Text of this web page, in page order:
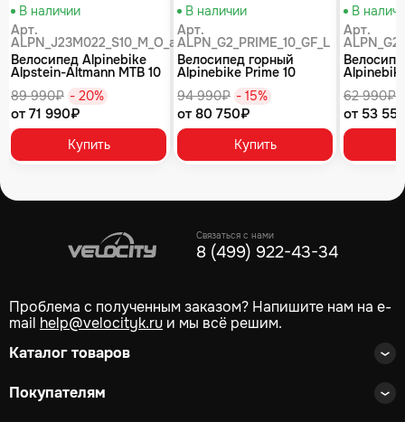
В наличии
Арт.
ALPN_J23M022_S10_M_O_air
Велосипед Alpinebike
Alpstein-Altmann MTB 10
89 990₽ - 20%
от 71 990₽
Купить
В наличии
Арт.
ALPN_G2_PRIME_10_GF_L
Велосипед горный
Alpinebike Prime 10
94 990₽ - 15%
от 80 750₽
Купить
В
Арт.
62 990₽
от 53
Связаться с нами
8 (499) 922-43-34
Проблема с полученным заказом? Напишите нам на e-
mail help@velocityk.ru и мы всё решим.
Каталог товаров
Покупателям